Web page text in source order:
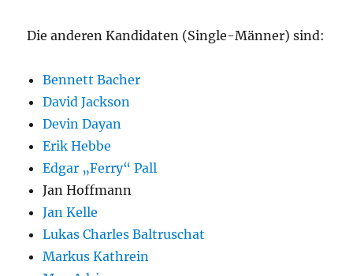
Die anderen Kandidaten (Single-Männer) sind:
Bennett Bacher
David Jackson
Devin Dayan
Erik Hebbe
Edgar „Ferry“ Pall
Jan Hoffmann
Jan Kelle
Lukas Charles Baltruschat
Markus Kathrein